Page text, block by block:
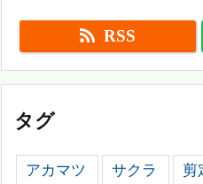
RSS
タグ
アカマツ サクラ 剪